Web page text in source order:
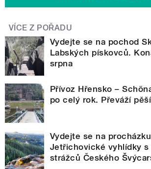
VÍCE Z POŘADU
Vydejte se na pochod
Labských pískovců.
srpna
Přívoz Hřensko –
po celý rok. Převáží
Vydejte se na
Jetřichovické vyhlídky s
strážců Českého